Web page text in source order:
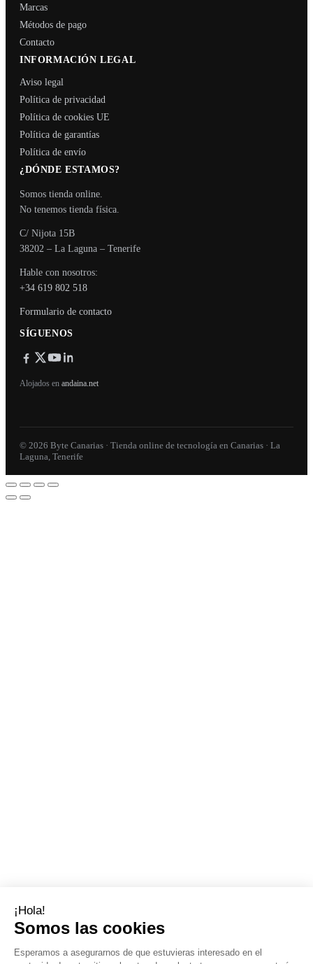
Marcas
Métodos de pago
Contacto
INFORMACIÓN LEGAL
Aviso legal
Política de privacidad
Política de cookies UE
Política de garantías
Política de envío
¿DÓNDE ESTAMOS?
Somos tienda online.
No tenemos tienda física.
C/ Nijota 15B
38202 – La Laguna – Tenerife
Hable con nosotros:
+34 619 802 518
Formulario de contacto
SÍGUENOS
Alojados en andaina.net
© 2026 Byte Canarias · Tienda online de tecnología en Canarias · La
Laguna, Tenerife